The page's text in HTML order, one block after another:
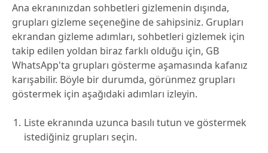
Ana ekranınızdan sohbetleri gizlemenin dışında,
grupları gizleme seçeneğine de sahipsiniz. Grupları
ekrandan gizleme adımları, sohbetleri gizlemek için
takip edilen yoldan biraz farklı olduğu için, GB
WhatsApp'ta grupları gösterme aşamasında kafanız
karışabilir. Böyle bir durumda, görünmez grupları
göstermek için aşağıdaki adımları izleyin.
Liste ekranında uzunca basılı tutun ve göstermek
istediğiniz grupları seçin.